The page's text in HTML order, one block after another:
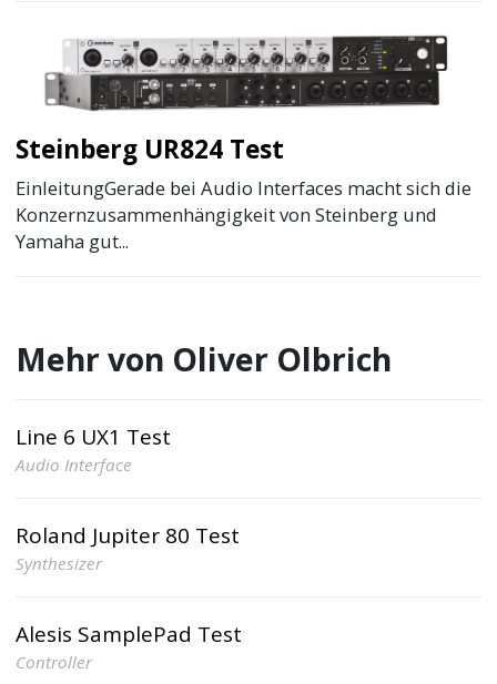
Steinberg UR824 Test
EinleitungGerade bei Audio Interfaces macht sich die
Konzernzusammenhängigkeit von Steinberg und
Yamaha gut...
Mehr von Oliver Olbrich
Line 6 UX1 Test
Audio Interface
Roland Jupiter 80 Test
Synthesizer
Alesis SamplePad Test
Controller